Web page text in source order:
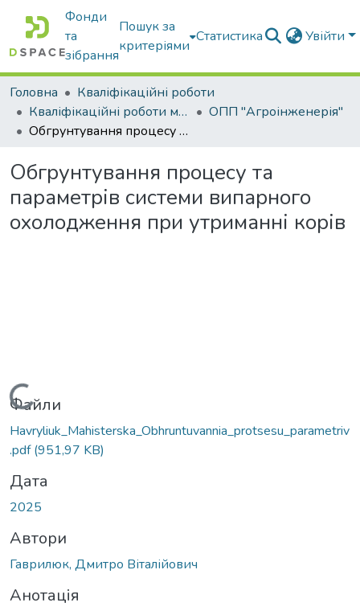
Фонди
та
зібрання
Пошук за
критеріями
Статистика Увійти
Головна
Кваліфікаційні роботи
Кваліфікаційні роботи магістрів
ОПП "Агроінженерія"
Обгрунтування процесу та параметрів системи випарного охолодження при утриманні корів
Обгрунтування процесу та
параметрів системи випарного
охолодження при утриманні корів
Вантажиться...
Файли
Havryliuk_Mahisterska_Obhruntuvannia_protsesu_parametriv
.pdf(951,97 KB)
Дата
2025
Автори
Гаврилюк, Дмитро Віталійович
Анотація